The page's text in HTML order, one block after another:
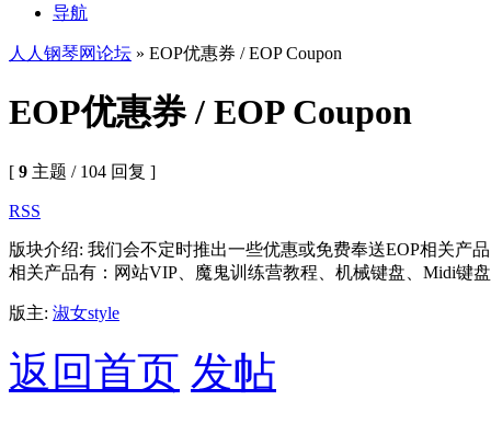
导航
人人钢琴网论坛 » EOP优惠券 / EOP Coupon
EOP优惠券 / EOP Coupon
[ 9 主题 / 104 回复 ]
RSS
版块介绍: 我们会不定时推出一些优惠或免费奉送EOP相关产
相关产品有：网站VIP、魔鬼训练营教程、机械键盘、Midi键
版主: 淑女style
返回首页 发帖